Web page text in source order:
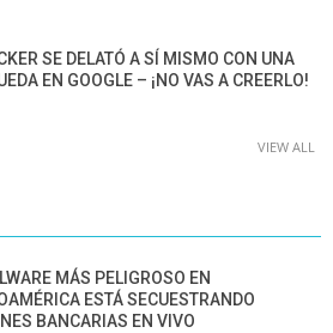
SE DELATÓ A SÍ MISMO CON UNA
EN GOOGLE – ¡NO VAS A CREERLO!
VIEW ALL
MÁS PELIGROSO EN
ESTÁ SECUESTRANDO
BANCARIAS EN VIVO